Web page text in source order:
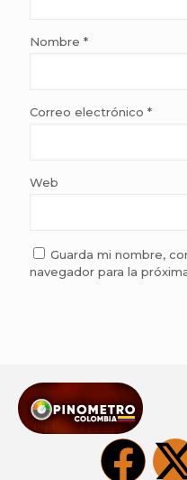
Nombre *
Correo electrónico *
Web
Guarda mi nombre,
navegador para la